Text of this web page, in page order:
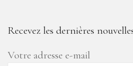
Recevez les dernières
Votre adresse e-mail